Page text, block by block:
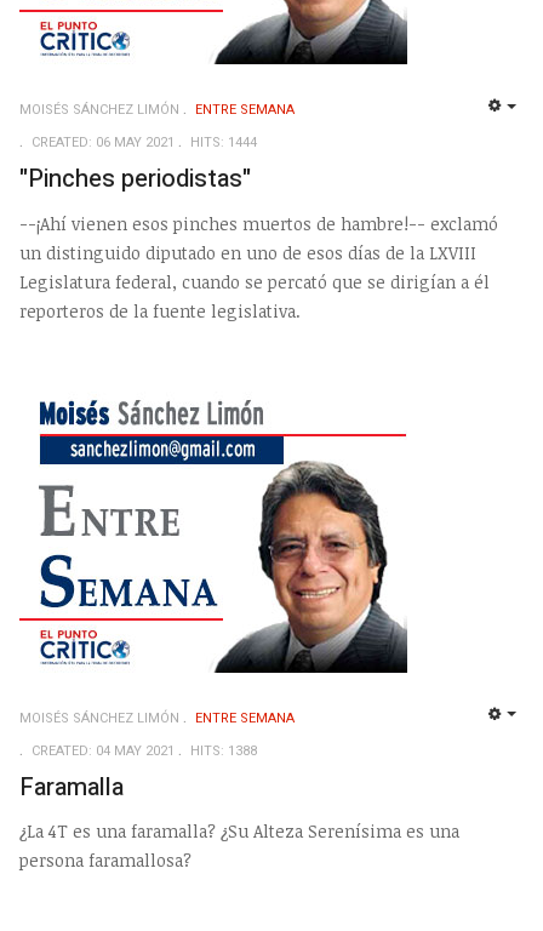
MOISÉS SÁNCHEZ LIMÓN
ENTRE SEMANA
CREATED: 06 MAY 2021
HITS: 1444
"Pinches periodistas"
--¡Ahí vienen esos pinches muertos de hambre!-- exclamó
un distinguido diputado en uno de esos días de la LXVIII
Legislatura federal, cuando se percató que se dirigían a él
reporteros de la fuente legislativa.
MOISÉS SÁNCHEZ LIMÓN
ENTRE SEMANA
CREATED: 04 MAY 2021
HITS: 1388
Faramalla
¿La 4T es una faramalla? ¿Su Alteza Serenísima es una
persona faramallosa?